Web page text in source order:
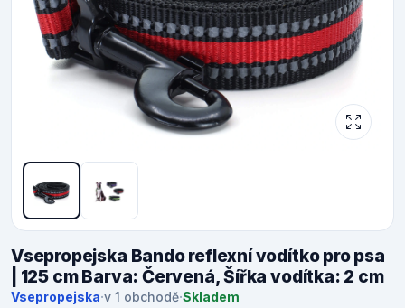
Vsepropejska Bando reflexní vodítko pro psa
| 125 cm Barva: Červená, Šířka vodítka: 2 cm
Vsepropejska·v 1 obchodě·Skladem